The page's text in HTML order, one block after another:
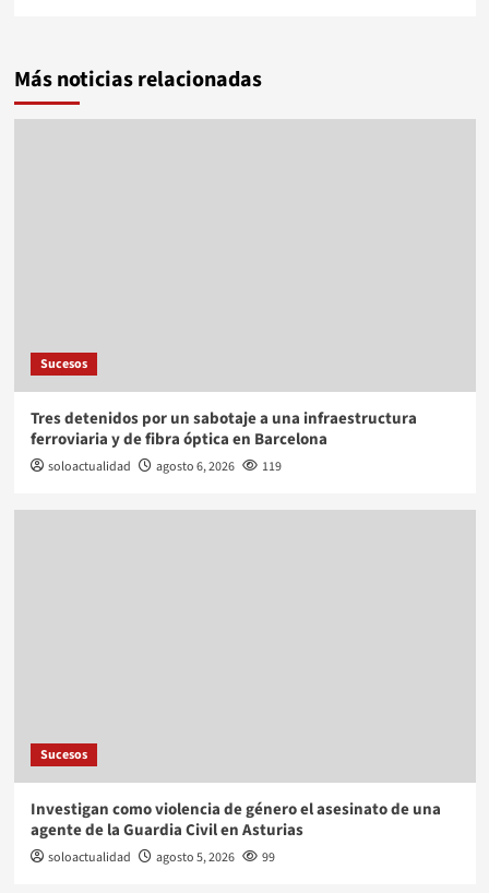
Más noticias relacionadas
Sucesos
Tres detenidos por un sabotaje a una infraestructura
ferroviaria y de fibra óptica en Barcelona
soloactualidad agosto 6, 2026 119
Sucesos
Investigan como violencia de género el asesinato de una
agente de la Guardia Civil en Asturias
soloactualidad agosto 5, 2026 99